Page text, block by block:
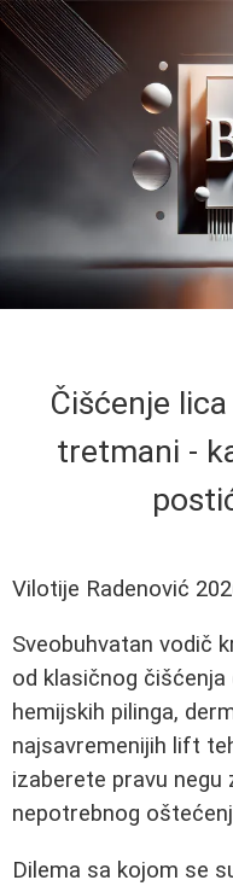
Čišćenje
tretmani -
Vilotije Radenović
Sveobuhvatan vodič
od klasičnog
hemijskih pilinga,
najsavremenijih lift
izaberete pravu negu
nepotrebnog
Dilema sa kojom se